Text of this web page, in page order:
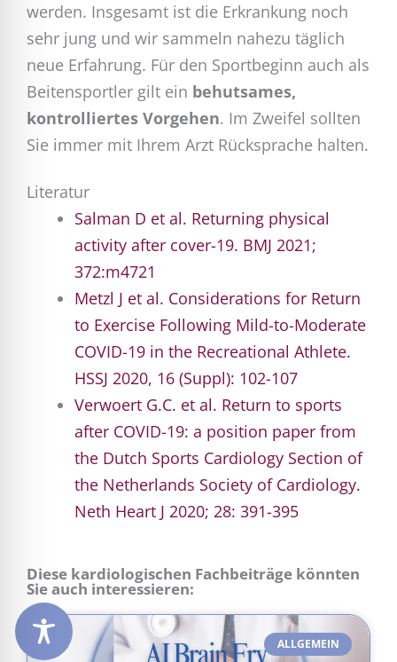
werden. Insgesamt ist die Erkrankung noch
sehr jung und wir sammeln nahezu täglich
neue Erfahrung. Für den Sportbeginn auch als
Beitensportler gilt ein behutsames,
kontrolliertes Vorgehen. Im Zweifel sollten
Sie immer mit Ihrem Arzt Rücksprache halten.
Literatur
Salman D et al. Returning physical
activity after cover-19. BMJ 2021;
372:m4721
Metzl J et al. Considerations for Return
to Exercise Following Mild-to-Moderate
COVID-19 in the Recreational Athlete.
HSSJ 2020, 16 (Suppl): 102-107
Verwoert G.C. et al. Return to sports
after COVID-19: a position paper from
the Dutch Sports Cardiology Section of
the Netherlands Society of Cardiology.
Neth Heart J 2020; 28: 391-395
Diese kardiologischen Fachbeiträge könnten
Sie auch interessieren:
ALLGEMEIN